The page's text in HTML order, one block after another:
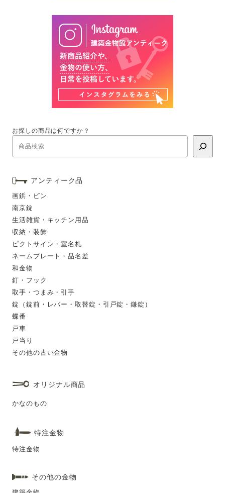
お探しの商品は何ですか？
アンティーク品
画鋲・ピン
南京錠
生活雑貨・キッチン用品
収納・装飾
ピクトサイン・室名札
ネームプレート・品名差
和金物
釘・フック
取手・つまみ・引手
錠（錠前・レバー・取替錠・引戸錠・鎌錠）
蝶番
戸車
戸当り
その他の古い金物
オリジナル商品
かなのもの
特注金物
特注金物
その他の金物